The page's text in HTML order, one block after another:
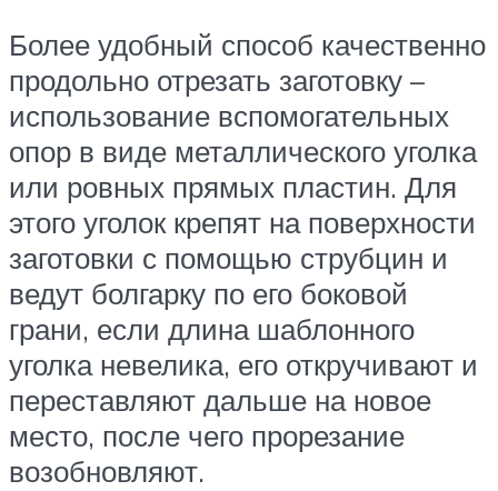
Более удобный способ качественно
продольно отрезать заготовку –
использование вспомогательных
опор в виде металлического уголка
или ровных прямых пластин. Для
этого уголок крепят на поверхности
заготовки с помощью струбцин и
ведут болгарку по его боковой
грани, если длина шаблонного
уголка невелика, его откручивают и
переставляют дальше на новое
место, после чего прорезание
возобновляют.